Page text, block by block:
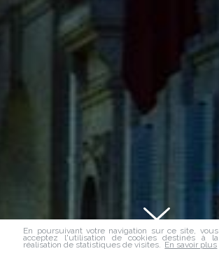
En poursuivant votre navigation sur ce site, vous
acceptez l'utilisation de cookies destinés à la
réalisation de statistiques de visites. En savoir plus